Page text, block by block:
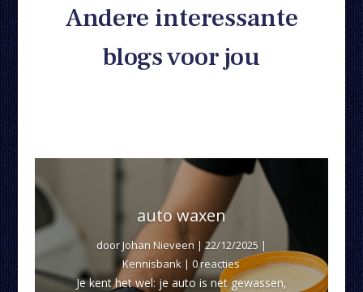
Andere interessante
blogs voor jou
auto waxen
doorJohan Nieveen| 22/12/2025 |
Kennisbank | 0 reacties
Je kent het wel: je auto is net gewassen,